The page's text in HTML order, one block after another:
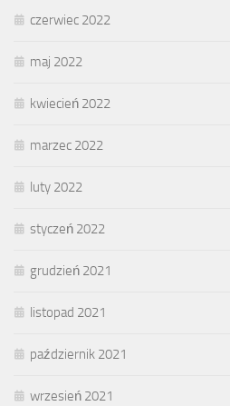
czerwiec 2022
maj 2022
kwiecień 2022
marzec 2022
luty 2022
styczeń 2022
grudzień 2021
listopad 2021
październik 2021
wrzesień 2021